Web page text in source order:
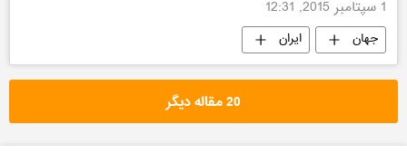
1 سپتامبر 2015, 12:31
جهان ایران
20 مقاله دیگر